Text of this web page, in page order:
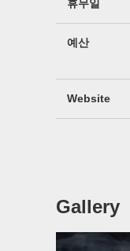
휴무일
예산
Website
Gallery